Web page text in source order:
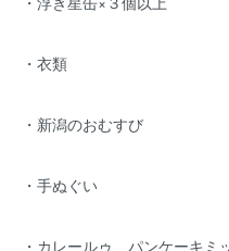
・衣類
・新潟のおむすび
・手ぬぐい
・カレールゥ、パンケーキ